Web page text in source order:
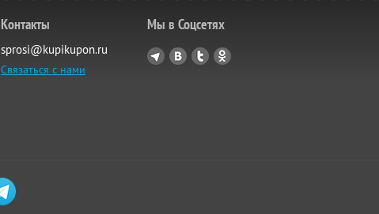
Контакты
sprosi@kupikupon.ru
Связаться с нами
Мы в Соцсетях